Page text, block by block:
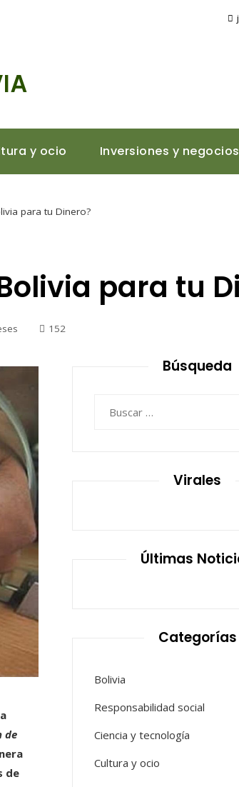
y ocio Inversiones y negocios
para tu Dinero?
para tu
152
de
de
Búsqueda
Virales
Últimas
Categorías
Bolivia
Responsabilidad social
Ciencia y tecnología
Cultura y ocio